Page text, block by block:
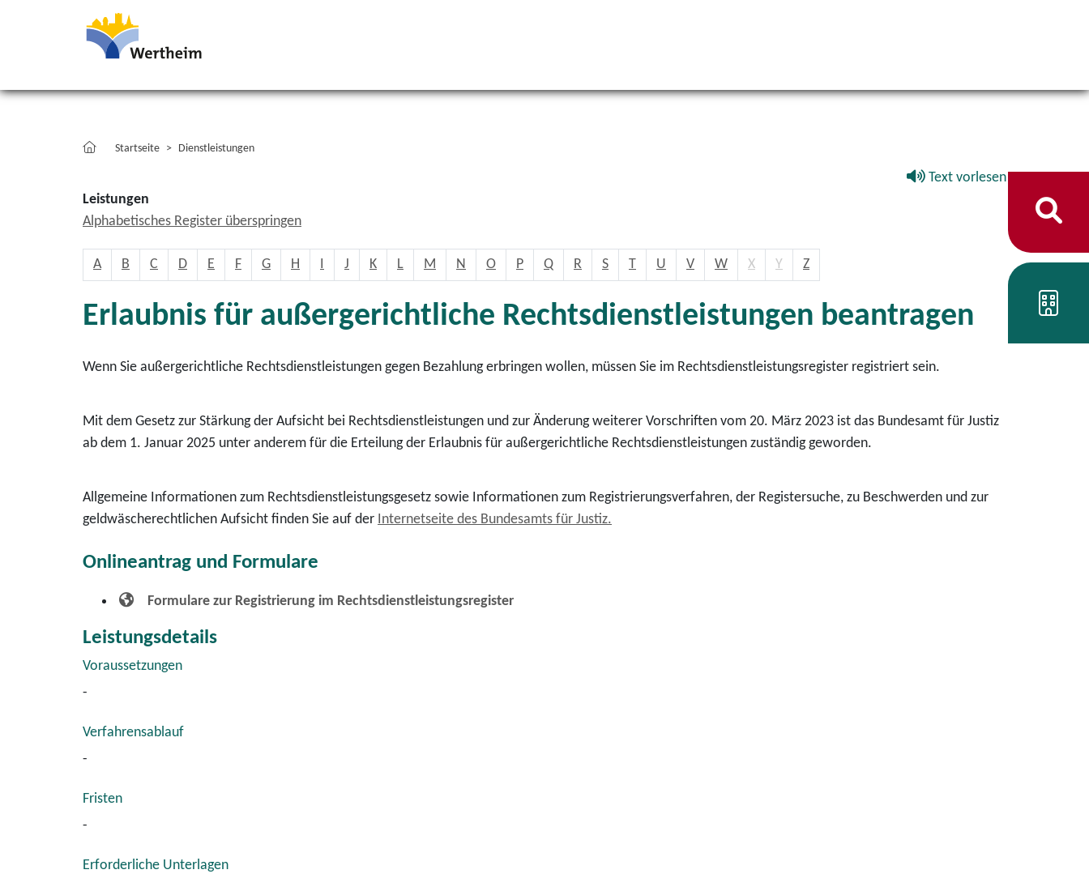
Startseite Dienstleistungen
Text vorlesen
Leistungen
Alphabetisches Register überspringen
A B C D E F G H I J K L M N O P Q R S T U V W X Y Z
Erlaubnis für außergerichtliche Rechtsdienstleistungen beantragen
Wenn Sie außergerichtliche Rechtsdienstleistungen gegen Bezahlung erbringen wollen, müssen Sie im Rechtsdienstleistungsregister registriert sein.
Mit dem Gesetz zur Stärkung der Aufsicht bei Rechtsdienstleistungen und zur Änderung weiterer Vorschriften vom 20. März 2023 ist das Bundesamt für Justiz
ab dem 1. Januar 2025 unter anderem für die Erteilung der Erlaubnis für außergerichtliche Rechtsdienstleistungen zuständig geworden.
Allgemeine Informationen zum Rechtsdienstleistungsgesetz sowie Informationen zum Registrierungsverfahren, der Registersuche, zu Beschwerden und zur
geldwäscherechtlichen Aufsicht finden Sie auf der Internetseite des Bundesamts für Justiz.
Onlineantrag und Formulare
Formulare zur Registrierung im Rechtsdienstleistungsregister
Leistungsdetails
Voraussetzungen
-
Verfahrensablauf
-
Fristen
-
Erforderliche Unterlagen